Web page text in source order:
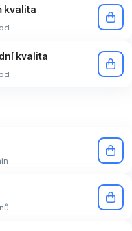
kvalita
kvalita